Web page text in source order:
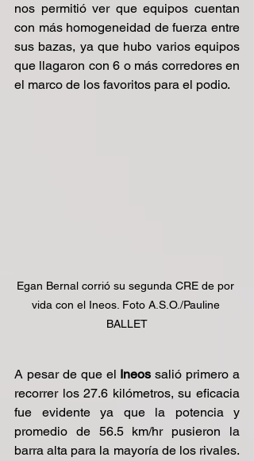
nos permitió ver que equipos cuentan
con más homogeneidad de fuerza entre
sus bazas, ya que hubo varios equipos
que llagaron con 6 o más corredores en
el marco de los favoritos para el podio.
Egan Bernal corrió su segunda CRE de por
vida con el Ineos. Foto A.S.O./Pauline
BALLET
A pesar de que el Ineos salió primero a
recorrer los 27.6 kilómetros, su eficacia
fue evidente ya que la potencia y
promedio de 56.5 km/hr pusieron la
barra alta para la mayoría de los rivales.